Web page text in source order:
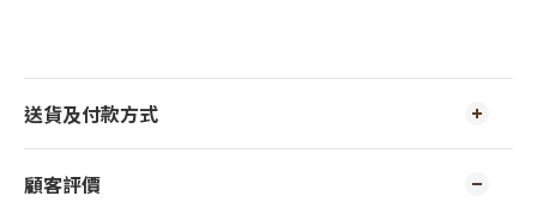
送貨及付款方式
顧客評價